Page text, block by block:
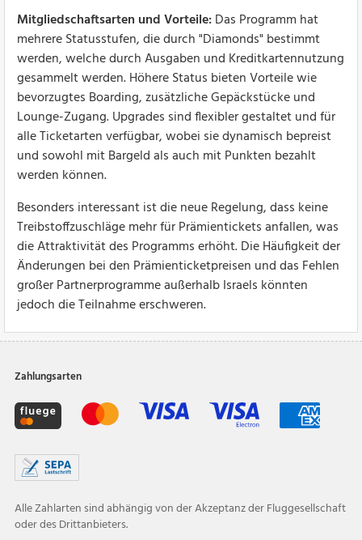
Mitgliedschaftsarten und Vorteile:Das Programm hat
mehrere Statusstufen, die durch "Diamonds" bestimmt
werden, welche durch Ausgaben und Kreditkartennutzung
gesammelt werden. Höhere Status bieten Vorteile wie
bevorzugtes Boarding, zusätzliche Gepäckstücke und
Lounge-Zugang. Upgrades sind flexibler gestaltet und für
alle Ticketarten verfügbar, wobei sie dynamisch bepreist
und sowohl mit Bargeld als auch mit Punkten bezahlt
werden können.
Besonders interessant ist die neue Regelung, dass keine
Treibstoffzuschläge mehr für Prämientickets anfallen, was
die Attraktivität des Programms erhöht. Die Häufigkeit der
Änderungen bei den Prämienticketpreisen und das Fehlen
großer Partnerprogramme außerhalb Israels könnten
jedoch die Teilnahme erschweren.